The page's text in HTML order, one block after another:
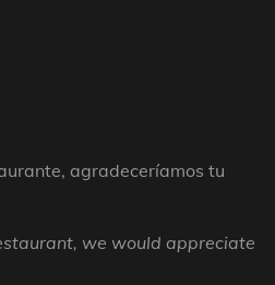
agradeceríamos tu
we would appreciate